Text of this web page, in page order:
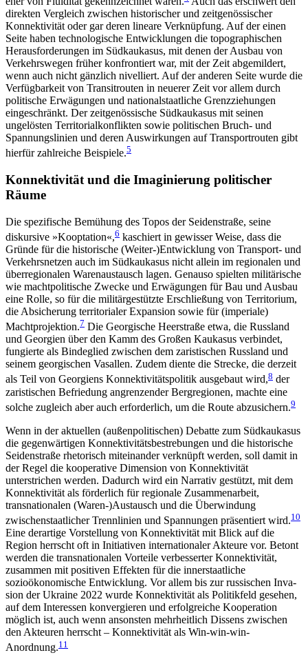
direkten Vergleich zwischen historischer und zeitgenössischer
Konnek­tivität oder gar deren lineare Verknüpfung. Auf der einen
Seite haben technologische Entwicklungen die topographischen
Herausforderungen im Südkaukasus, mit denen der Ausbau von
Verkehrswegen früher konfrontiert war, mit der Zeit abgemildert,
wenn auch nicht gänzlich nivelliert. Auf der anderen Seite wurde die
Verfügbarkeit von Transitrouten in neue­rer Zeit vor allem durch
politische Erwägungen und nationalstaatliche Grenzziehungen
eingeschränkt. Der zeitgenössische Südkaukasus mit seinen
ungelös­ten Territorialkonflikten sowie politischen Bruch- und
Spannungslinien und deren Auswirkungen auf Transportrouten gibt
hierfür zahlreiche Beispiele.5
Konnektivität und die Imaginierung politischer
Räume
Die spezifische Bemühung des Topos der Seiden­straße, seine
diskursive »Kooptation«,6 kaschiert in gewisser Weise, dass die
Gründe für die historische (Weiter-)Entwicklung von Transport- und
Verkehrsnetzen auch im Südkaukasus nicht allein im regio­nalen und
überregionalen Warenaustausch lagen. Genauso spielten militärische
wie machtpolitische Zwecke und Erwägungen für Bau und Ausbau
eine Rolle, so für die militärgestützte Erschließung von Territorium,
die Absicherung territorialer Expansion sowie für (imperiale)
Machtprojektion.7 Die Georgische Heerstraße etwa, die Russland
und Georgien über den Kamm des Großen Kaukasus verbindet,
fungierte als Bindeglied zwischen dem zaristischen Russland und
seinem georgischen Vasallen. Zudem diente die Strecke, die derzeit
als Teil von Georgiens Konnektivitätspolitik ausgebaut wird,8 der
zaristischen Befriedung angrenzender Bergregionen, mach­te eine
solche zugleich aber auch erforderlich, um die Route abzusichern.9
Wenn in der aktuellen (außenpolitischen) Debatte zum Südkaukasus
die gegenwärtigen Konnektivitätsbestrebungen und die historische
Seidenstraße rheto­risch miteinander verknüpft werden, soll damit in
der Regel die kooperative Dimension von Konnektivität
unterstrichen werden. Dadurch wird ein Narrativ ge­stützt, mit dem
Konnektivität als förderlich für regio­nale Zusammenarbeit,
transnationalen (Waren-)Aus­tausch und die Überwindung
zwischenstaatlicher Trennlinien und Spannungen präsentiert wird.10
Eine derartige Vorstellung von Konnektivität mit Blick auf die
Region herrscht oft in Initiativen internationaler Akteure vor. Betont
werden die transnationalen Vor­teile verbesserter Konnektivität,
zusammen mit posi­tiven Effekten für die innerstaatliche
sozioökonomische Entwicklung. Vor allem bis zur russischen Inva­
sion der Ukraine 2022 wurde Konnektivität als Poli­tikfeld gesehen,
auf dem Interessen konvergieren und erfolgreiche Kooperation
möglich ist, auch wenn ansonsten mehrheitlich Dissens zwischen
den Akteu­ren herrscht – Konnektivität als Win-win-win-
Anordnung.11